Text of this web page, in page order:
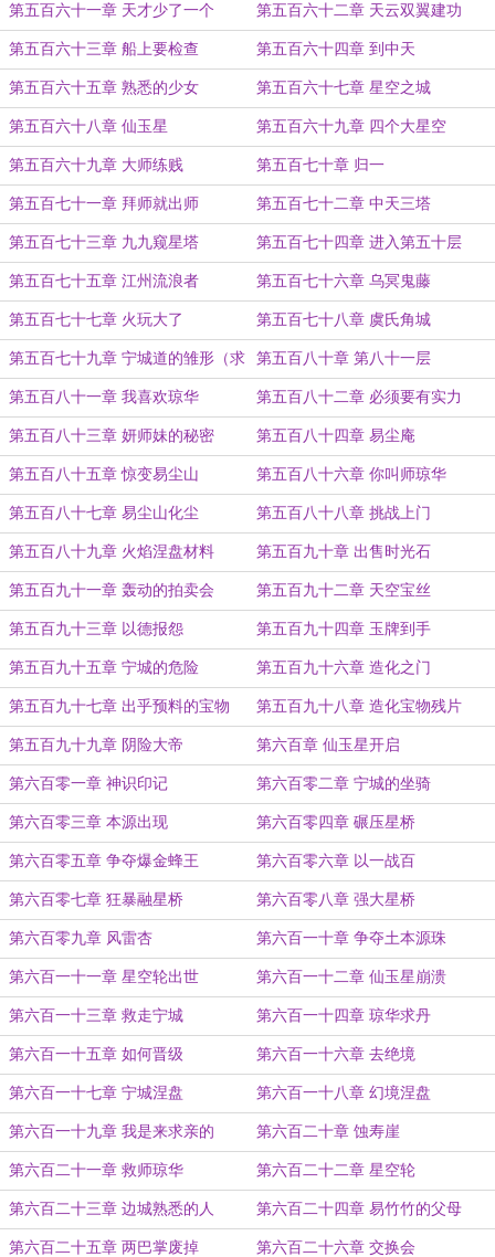
第五百六十一章 天才少了一个 第五百六十二章 天云双翼建功
第五百六十三章 船上要检查 第五百六十四章 到中天
第五百六十五章 熟悉的少女 第五百六十七章 星空之城
第五百六十八章 仙玉星 第五百六十九章 四个大星空
第五百六十九章 大师练贱 第五百七十章 归一
第五百七十一章 拜师就出师 第五百七十二章 中天三塔
第五百七十三章 九九窥星塔 第五百七十四章 进入第五十层
第五百七十五章 江州流浪者 第五百七十六章 乌冥鬼藤
第五百七十七章 火玩大了 第五百七十八章 虞氏角城
第五百七十九章 宁城道的雏形（求
推荐票）
第五百八十章 第八十一层
第五百八十一章 我喜欢琼华 第五百八十二章 必须要有实力
第五百八十三章 妍师妹的秘密 第五百八十四章 易尘庵
第五百八十五章 惊变易尘山 第五百八十六章 你叫师琼华
第五百八十七章 易尘山化尘 第五百八十八章 挑战上门
第五百八十九章 火焰涅盘材料 第五百九十章 出售时光石
第五百九十一章 轰动的拍卖会 第五百九十二章 天空宝丝
第五百九十三章 以德报怨 第五百九十四章 玉牌到手
第五百九十五章 宁城的危险 第五百九十六章 造化之门
第五百九十七章 出乎预料的宝物 第五百九十八章 造化宝物残片
第五百九十九章 阴险大帝 第六百章 仙玉星开启
第六百零一章 神识印记 第六百零二章 宁城的坐骑
第六百零三章 本源出现 第六百零四章 碾压星桥
第六百零五章 争夺爆金蜂王 第六百零六章 以一战百
第六百零七章 狂暴融星桥 第六百零八章 强大星桥
第六百零九章 风雷杏 第六百一十章 争夺土本源珠
第六百一十一章 星空轮出世 第六百一十二章 仙玉星崩溃
第六百一十三章 救走宁城 第六百一十四章 琼华求丹
第六百一十五章 如何晋级 第六百一十六章 去绝境
第六百一十七章 宁城涅盘 第六百一十八章 幻境涅盘
第六百一十九章 我是来求亲的 第六百二十章 蚀寿崖
第六百二十一章 救师琼华 第六百二十二章 星空轮
第六百二十三章 边城熟悉的人 第六百二十四章 易竹竹的父母
第六百二十五章 两巴掌废掉 第六百二十六章 交换会